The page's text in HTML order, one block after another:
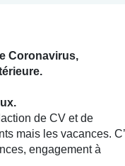
Coronavirus,
de CV et de
mais les vacances.
engagement à